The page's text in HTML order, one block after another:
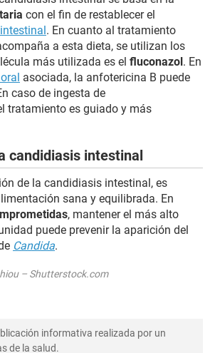
con el fin de restablecer el
. En cuanto al tratamiento
a esta dieta, se utilizan los
más utilizada es el fluconazol. En
asociada, la anfotericina B puede
caso de ingesta de
tratamiento es guiado y más
candidiasis intestinal
de la candidiasis intestinal, es
sana y equilibrada. En
, mantener el más alto
puede prevenir la aparición del
Candida.
– Shutterstock.com
informativa realizada por un
de la salud.